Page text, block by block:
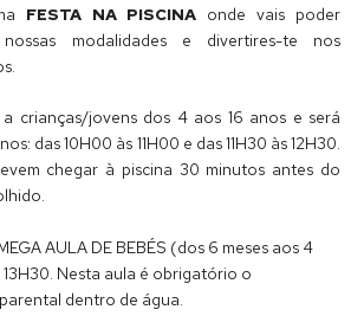
FESTA NA PISCINA onde vais poder
modalidades e divertires-te nos
crianças/jovens dos 4 aos 16 anos e será
das 10H00 às 11H00 e das 11H30 às 12H30.
chegar à piscina 30 minutos antes do
AULA DE BEBÉS (dos 6 meses aos 4
13H30. Nesta aula é obrigatório o
dentro de água.